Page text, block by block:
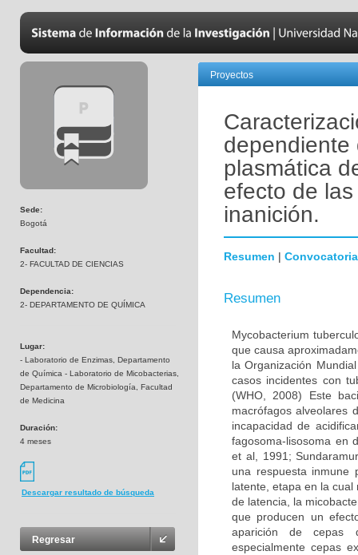
Sede:
Bogotá
Facultad:
2- FACULTAD DE CIENCIAS
Dependencia:
2- DEPARTAMENTO DE QUÍMICA
Lugar:
- Laboratorio de Enzimas, Departamento
de Química - Laboratorio de Micobacterias,
Departamento de Microbiología, Facultad
de Medicina
Duración:
4 meses
Descargar resultado de búsqueda
Regresar
Proyectos
dependiente
plasmática
efecto de
inanición.
Resumen | Convocatoria
Resumen
Mycobacterium
que causa
la Organización
casos incidentes con
(WHO, 2008) Este
macrófagos alveolares
incapacidad de
fagosoma-lisosoma en
et al, 1991;
una respuesta inmune
latente, etapa en la
de latencia, la
que producen un
aparición de cepas
especialmente cepas